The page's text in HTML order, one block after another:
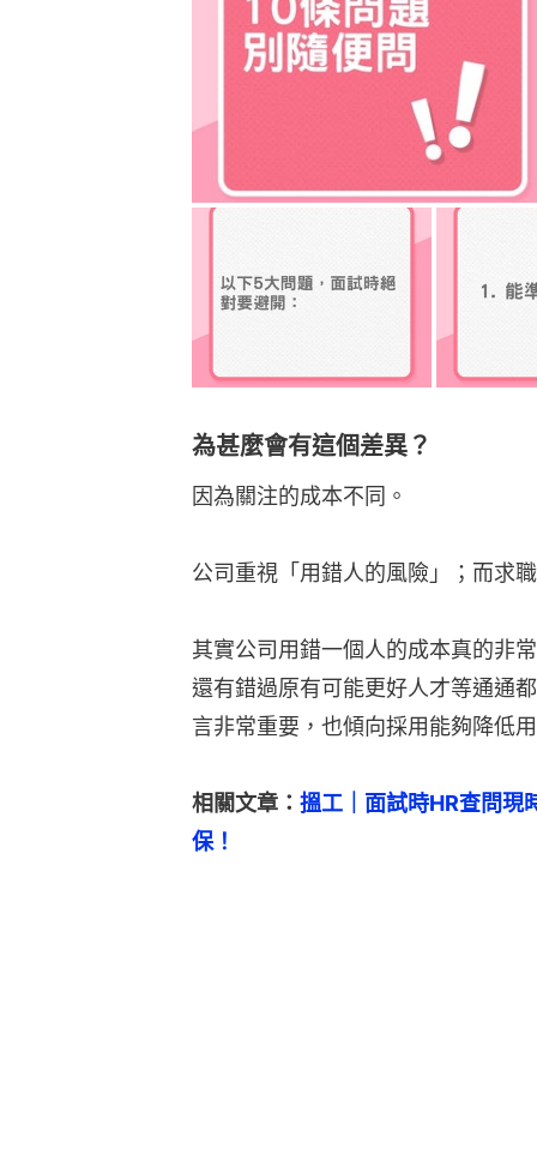
為甚麼會有這個差異？
因為關注的成本不同。
公司重視「用錯人的風險」；而求
其實公司用錯一個人的成本真的非
還有錯過原有可能更好人才等通通
言非常重要，也傾向採用能夠降低
相關文章： 搵工｜面試時HR查問現
保！